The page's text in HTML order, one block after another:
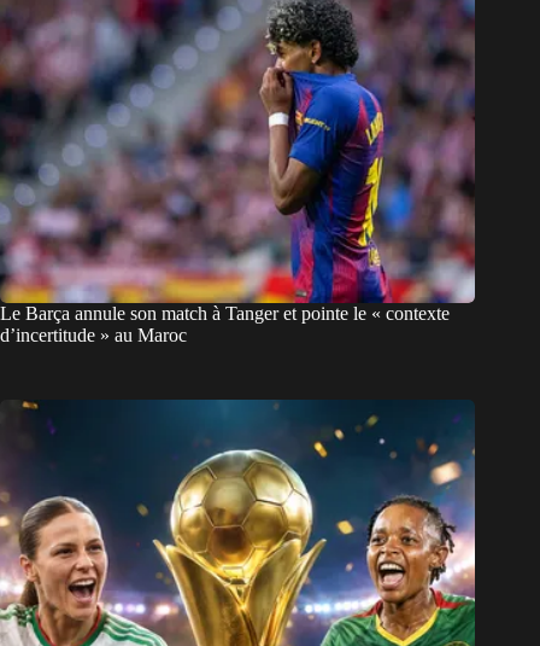
Le Barça annule son match à Tanger et pointe le « contexte
d’incertitude » au Maroc